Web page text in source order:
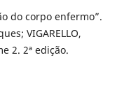
do corpo enfermo”.
VIGARELLO,
2. 2ª edição.